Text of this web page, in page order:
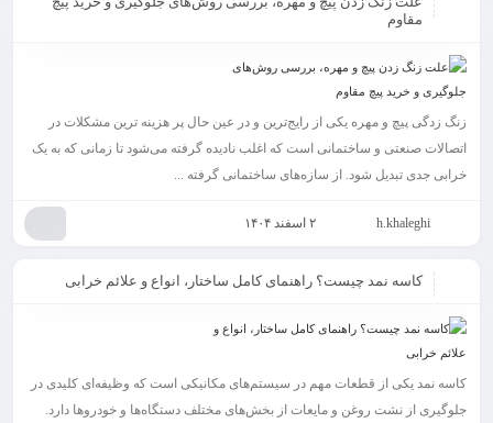
مقاوم
زنگ زدگی پیچ و مهره یکی از رایج‌ترین و در عین حال پر هزینه ترین مشکلات در
اتصالات صنعتی و ساختمانی است که اغلب نادیده گرفته می‌شود تا زمانی که به یک
خرابی جدی تبدیل شود. از سازه‌های ساختمانی گرفته ...
h.khaleghi ۲ اسفند ۱۴۰۴
کاسه نمد چیست؟ راهنمای کامل ساختار، انواع و علائم خرابی
کاسه نمد یکی از قطعات مهم در سیستم‌های مکانیکی است که وظیفه‌ای کلیدی در
جلوگیری از نشت روغن و مایعات از بخش‌های مختلف دستگاه‌ها و خودروها دارد.